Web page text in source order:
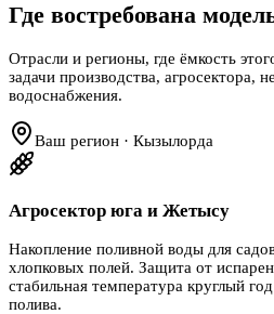
Где востребована
Отрасли и регионы, где ёмкость
задачи производства, агросектора,
водоснабжения.
Ваш регион · Кызылорда
Агросектор юга и Жетысу
Накопление поливной воды для
хлопковых полей. Защита от
стабильная температура круглый
полива.